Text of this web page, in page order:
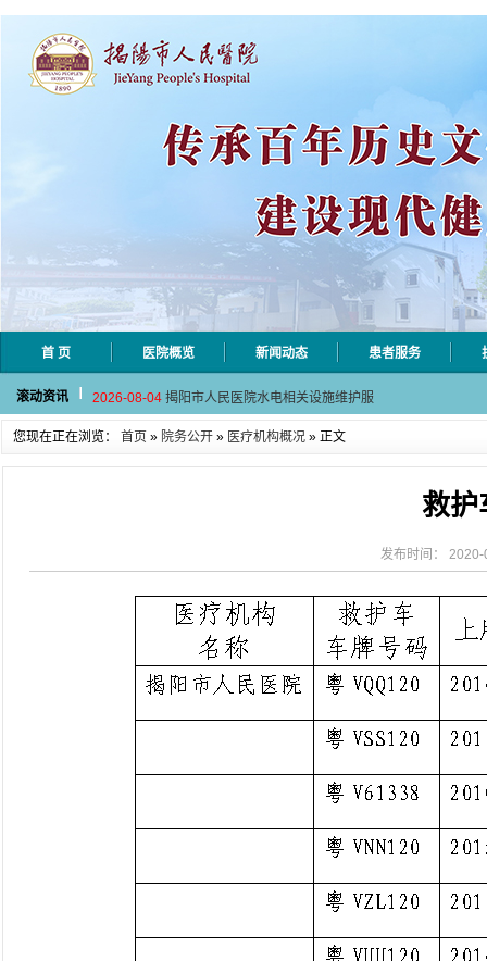
首 页 医院概览 新闻动态 患者服务
滚动资讯
2026-08-06 揭阳市人民医院采集自动对焦相机市
2026-08-04 揭阳市人民医院水电相关设施维护服
2026-07-31 学术聚力！妇儿分论坛精彩收官
2026-07-31 以学术聚合力 | 运动健康分论坛助
2026-07-31 以学术聚合力 | 运动健康分论坛助
您现在正在浏览： 首页 » 院务公开 » 医疗机构概况 » 正文
救护
发布时间：